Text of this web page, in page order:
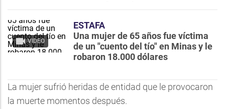
VIDEO
ESTAFA
Una mujer de 65 años fue víctima
de un "cuento del tío" en Minas y le
robaron 18.000 dólares
La mujer sufrió heridas de entidad que le provocaron
la muerte momentos después.